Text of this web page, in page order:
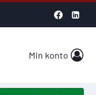
Min konto